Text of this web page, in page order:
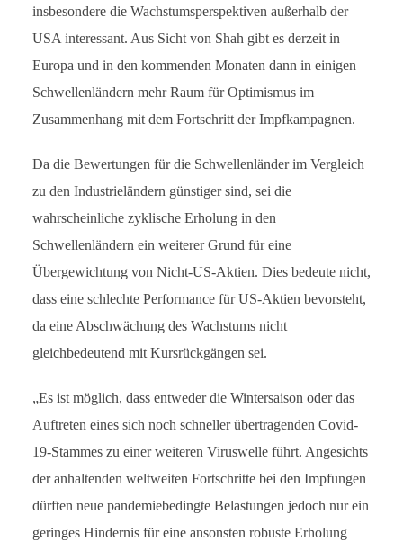
insbesondere die Wachstumsperspektiven außerhalb der
USA interessant. Aus Sicht von Shah gibt es derzeit in
Europa und in den kommenden Monaten dann in einigen
Schwellenländern mehr Raum für Optimismus im
Zusammenhang mit dem Fortschritt der Impfkampagnen.
Da die Bewertungen für die Schwellenländer im Vergleich
zu den Industrieländern günstiger sind, sei die
wahrscheinliche zyklische Erholung in den
Schwellenländern ein weiterer Grund für eine
Übergewichtung von Nicht-US-Aktien. Dies bedeute nicht,
dass eine schlechte Performance für US-Aktien bevorsteht,
da eine Abschwächung des Wachstums nicht
gleichbedeutend mit Kursrückgängen sei.
„Es ist möglich, dass entweder die Wintersaison oder das
Auftreten eines sich noch schneller übertragenden Covid-
19-Stammes zu einer weiteren Viruswelle führt. Angesichts
der anhaltenden weltweiten Fortschritte bei den Impfungen
dürften neue pandemiebedingte Belastungen jedoch nur ein
geringes Hindernis für eine ansonsten robuste Erholung